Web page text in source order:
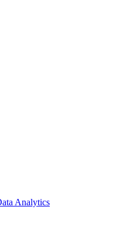
Analytics